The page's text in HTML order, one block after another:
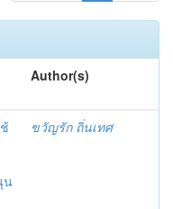
Author(s)
น
ขวัญรัก ถิ่นเทศ